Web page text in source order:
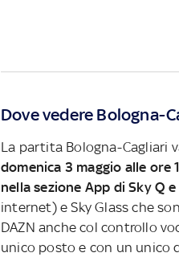
Dove vedere Bologna-
La partita Bologna-Cagliari
domenica 3 maggio alle ore
nella sezione App di Sky Q e
internet) e Sky Glass che
DAZN anche col controllo
unico posto e con un unico